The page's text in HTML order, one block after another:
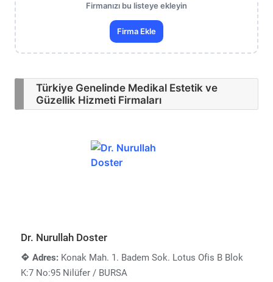
Firmanızı bu listeye ekleyin
Firma Ekle
Türkiye Genelinde Medikal Estetik ve
Güzellik Hizmeti Firmaları
Dr. Nurullah Doster
Adres: Konak Mah. 1. Badem Sok. Lotus Ofis B Blok
K:7 No:95 Nilüfer / BURSA